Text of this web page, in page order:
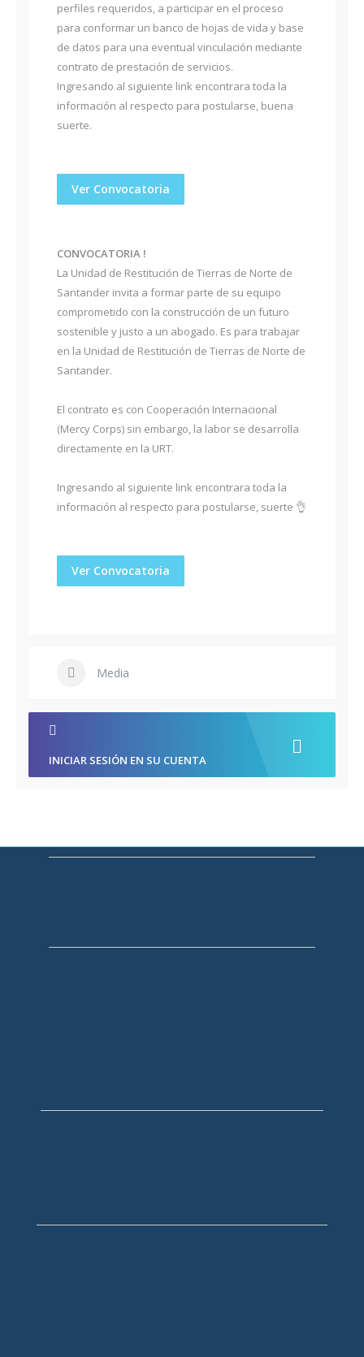
perfiles requeridos, a participar en el proceso
para conformar un banco de hojas de vida y base
de datos para una eventual vinculación mediante
contrato de prestación de servicios.
Ingresando al siguiente link encontrara toda la
información al respecto para postularse, buena
suerte.
Ver Convocatoria
CONVOCATORIA !
La Unidad de Restitución de Tierras de Norte de
Santander invita a formar parte de su equipo
comprometido con la construcción de un futuro
sostenible y justo a un abogado. Es para trabajar
en la Unidad de Restitución de Tierras de Norte de
Santander.
El contrato es con Cooperación Internacional
(Mercy Corps) sin embargo, la labor se desarrolla
directamente en la URT.
Ingresando al siguiente link encontrara toda la
información al respecto para postularse, suerte 👌
Ver Convocatoria
Media
INICIAR SESIÓN EN SU CUENTA